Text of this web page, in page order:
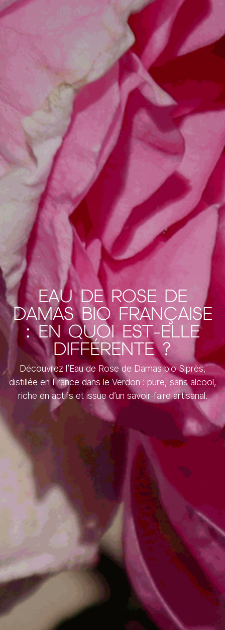
EAU DE ROSE DE
DAMAS BIO FRANÇAISE
: EN QUOI EST-ELLE
DIFFÉRENTE ?
Découvrez l’Eau de Rose de Damas bio Siprès,
distillée en France dans le Verdon : pure, sans alcool,
riche en actifs et issue d’un savoir-faire artisanal.